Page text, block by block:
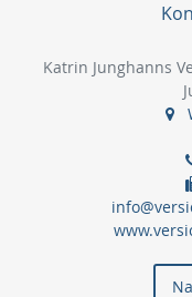
Katrin Junghanns